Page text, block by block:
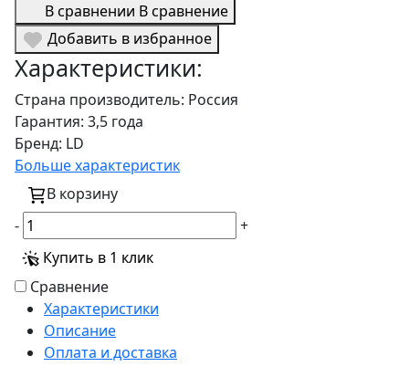
В сравнении В сравнение
Добавить в избранное
Характеристики:
Страна производитель: Россия
Гарантия: 3,5 года
Бренд: LD
Больше характеристик
В корзину
-
+
Купить в 1 клик
Сравнение
Характеристики
Описание
Оплата и доставка